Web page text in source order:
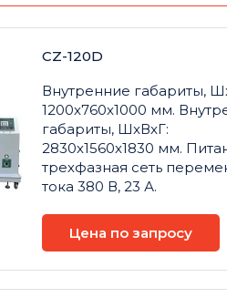
CZ-120D
Внутренние габариты,
1200x760x1000 мм.
габариты, ШxВxГ:
2830x1560x1830 мм.
трехфазная сеть
тока 380 В, 23 А.
Цена по запросу